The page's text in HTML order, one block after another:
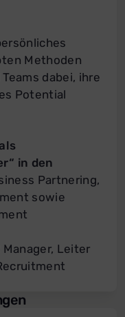
Methoden
dabei, ihre
Potential
in den
Partnering,
sowie
Manager, Leiter